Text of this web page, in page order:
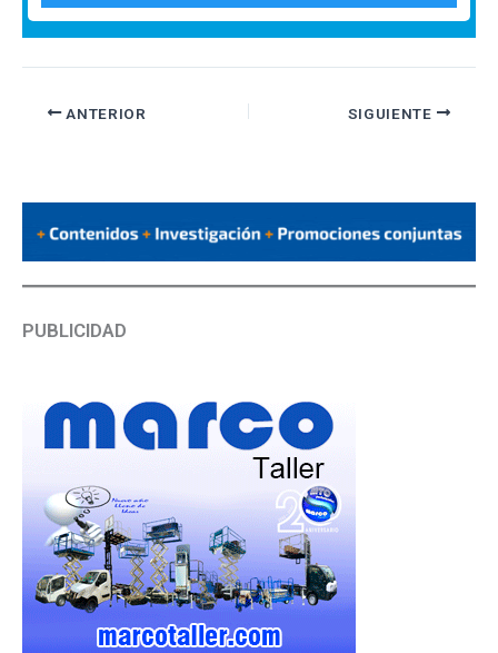
ANTERIOR SIGUIENTE
PUBLICIDAD